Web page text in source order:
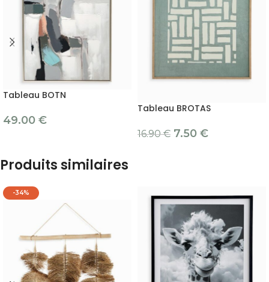
Tableau BOTN
49.00 €
Tableau BROTAS
16.90€ 7.50 €
Produits similaires
-34%